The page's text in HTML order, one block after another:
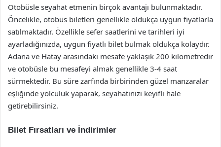
Otobüsle seyahat etmenin birçok avantajı bulunmaktadır.
Öncelikle, otobüs biletleri genellikle oldukça uygun fiyatlarla
satılmaktadır. Özellikle sefer saatlerini ve tarihleri iyi
ayarladığınızda, uygun fiyatlı bilet bulmak oldukça kolaydır.
Adana ve Hatay arasındaki mesafe yaklaşık 200 kilometredir
ve otobüsle bu mesafeyi almak genellikle 3-4 saat
sürmektedir. Bu süre zarfında birbirinden güzel manzaralar
eşliğinde yolculuk yaparak, seyahatinizi keyifli hale
getirebilirsiniz.
Bilet Fırsatları ve İndirimler